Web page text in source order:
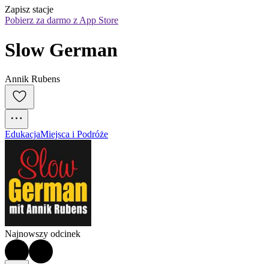
Zapisz stacje
Pobierz za darmo z App Store
Slow German
Annik Rubens
EdukacjaMiejsca i Podróże
Najnowszy odcinek